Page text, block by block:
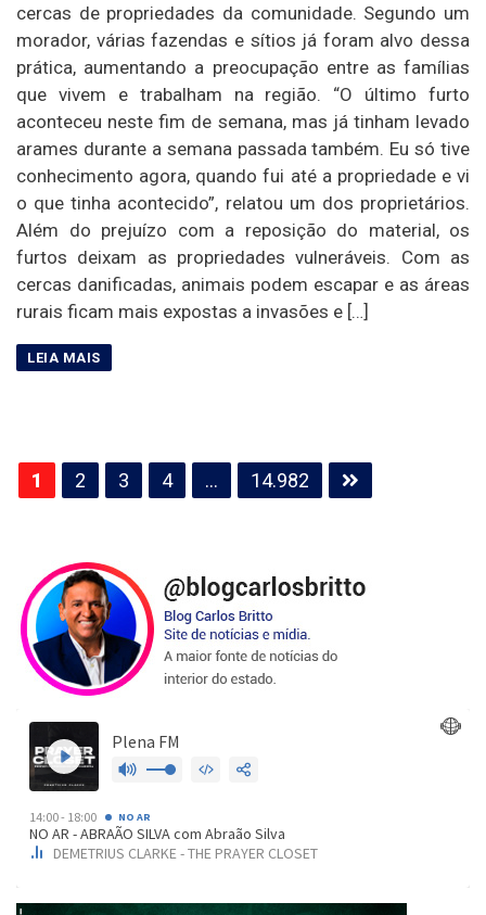
cercas de propriedades da comunidade. Segundo um
morador, várias fazendas e sítios já foram alvo dessa
prática, aumentando a preocupação entre as famílias
que vivem e trabalham na região. “O último furto
aconteceu neste fim de semana, mas já tinham levado
arames durante a semana passada também. Eu só tive
conhecimento agora, quando fui até a propriedade e vi
o que tinha acontecido”, relatou um dos proprietários.
Além do prejuízo com a reposição do material, os
furtos deixam as propriedades vulneráveis. Com as
cercas danificadas, animais podem escapar e as áreas
rurais ficam mais expostas a invasões e […]
Paginação
de
1 2 3 4 … 14.982